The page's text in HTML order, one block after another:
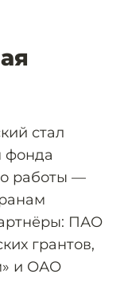
стал
фонда
работы —
ПАО
грантов,
и ОАО